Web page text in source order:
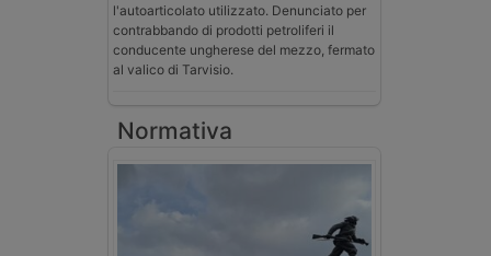
l'autoarticolato utilizzato. Denunciato per
contrabbando di prodotti petroliferi il
conducente ungherese del mezzo, fermato
al valico di Tarvisio.
Normativa